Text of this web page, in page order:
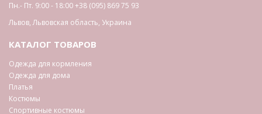
Пн.- Пт. 9:00 - 18:00+38 (095) 869 75 93
Львов,Львовская область, Украина
КАТАЛОГ ТОВАРОВ
Одежда для кормления
Одежда для дома
Платья
Костюмы
Спортивные костюмы